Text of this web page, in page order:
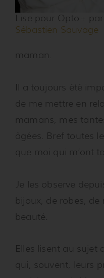
Lise pour Opto+ par
Sébastien Sauvage
maman.
Il a toujours été
de me mettre en
mamans, mes
âgées. Bref toutes
que moi qui m’ont
Je les observe
bijoux, de robes,
beauté.
Elles lisent au sujet
qui, souvent, leurs